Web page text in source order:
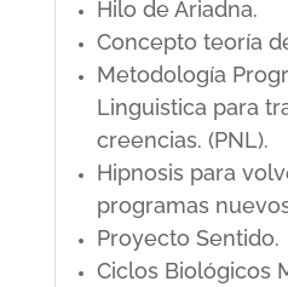
Hilo de Ariadna.
Concepto teoría
Metodología
Linguistica para
creencias. (PNL).
Hipnosis para
programas
Proyecto Sentido.
Ciclos Biológicos